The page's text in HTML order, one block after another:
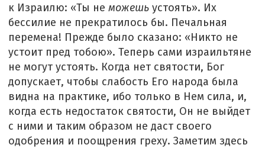
к Израилю: «Ты неможешь устоять». Их
бессилие не прекратилось бы. Печальная
перемена! Прежде было сказано: «Никто не
устоит пред тобою». Теперь сами израильтяне
не могут устоять. Когда нет святости, Бог
допускает, чтобы слабость Его народа была
видна на практике, ибо только в Нем сила, и,
когда есть недостаток святости, Он не выйдет
с ними и таким образом не даст своего
одобрения и поощрения греху. Заметим здесь